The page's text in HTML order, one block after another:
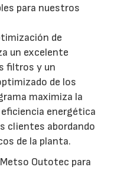
para nuestros
de
un excelente
filtros y un
de los
maximiza la
energética
clientes abordando
de la planta.
Outotec para